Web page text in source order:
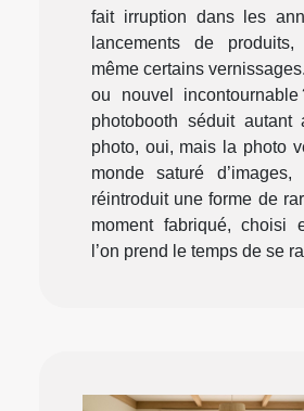
fait irruption dans les
lancements de
même certains
ou nouvel
photobooth séduit autant
photo, oui, mais la photo
monde saturé d’images,
réintroduit une forme de
moment fabriqué, choisi
l’on prend le temps de se